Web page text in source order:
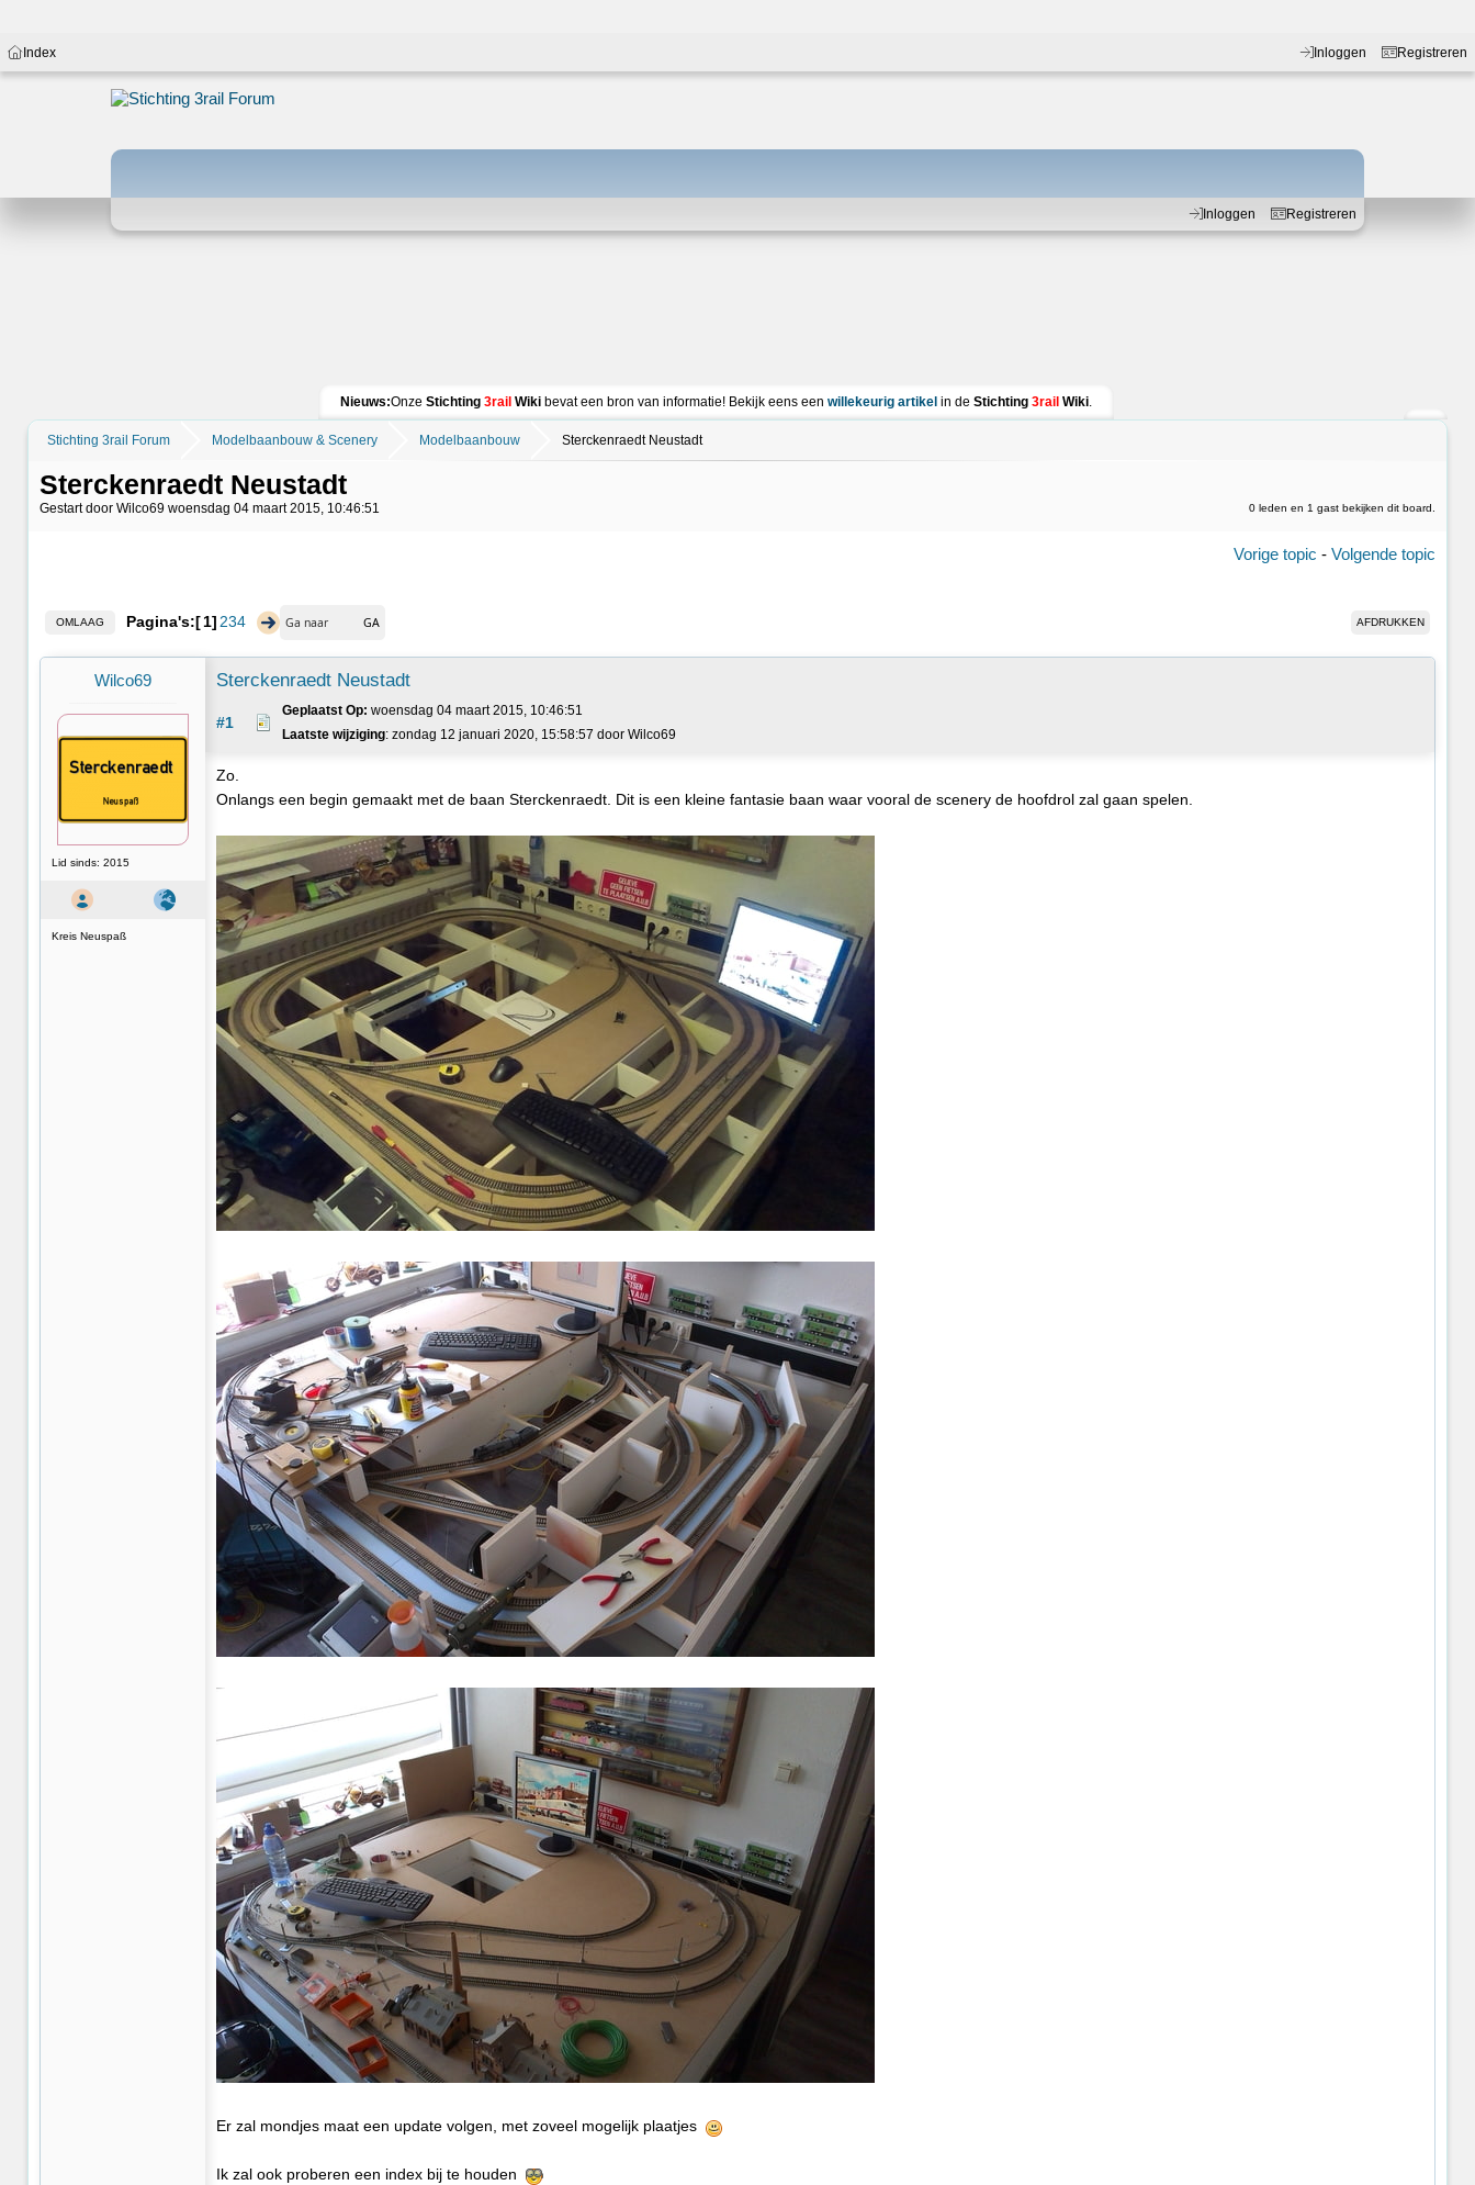
Inloggen Registreren
Index Inloggen Registreren
Nieuws:Onze Stichting 3rail Wikibevat een bron van informatie! Bekijk eens een willekeurig artikel in de Stichting 3rail Wiki.
Stichting 3rail Forum Modelbaanbouw & Scenery Modelbaanbouw Sterckenraedt Neustadt
Sterckenraedt Neustadt
Gestart door Wilco69 woensdag 04 maart 2015, 10:46:51 0 leden en 1 gast bekijken dit board.
Vorige topic - Volgende topic
OMLAAG Pagina's: 1 234 AFDRUKKEN
Wilco69
Lid sinds: 2015
Kreis Neuspaß
Sterckenraedt Neustadt
#1
Geplaatst Op: woensdag 04 maart 2015, 10:46:51
Laatste wijziging: zondag 12 januari 2020, 15:58:57 door Wilco69
Zo.
Onlangs een begin gemaakt met de baan Sterckenraedt. Dit is een kleine fantasie baan waar vooral de scenery de hoofdrol zal gaan spelen.
Er zal mondjes maat een update volgen, met zoveel mogelijk plaatjes
Ik zal ook proberen een index bij te houden